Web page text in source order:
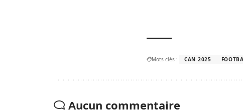
Mots clés : CAN 2025
Aucun commentaire